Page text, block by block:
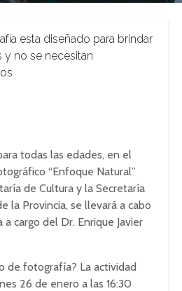
esta diseñado para brindar
y no se necesitan
todas las edades, en el
“Enfoque Natural”
de Cultura y la Secretaría
la Provincia, se llevará a cabo
cargo del Dr. Enrique Javier
de fotografía? La actividad
26 de enero a las 16:30